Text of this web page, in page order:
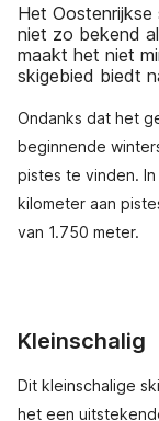
Het Oostenrijkse
niet zo bekend
maakt het niet
skigebied biedt
Ondanks dat het
beginnende
pistes te vinden.
kilometer aan
van 1.750 meter.
Kleinschalig
Dit kleinschalige
het een